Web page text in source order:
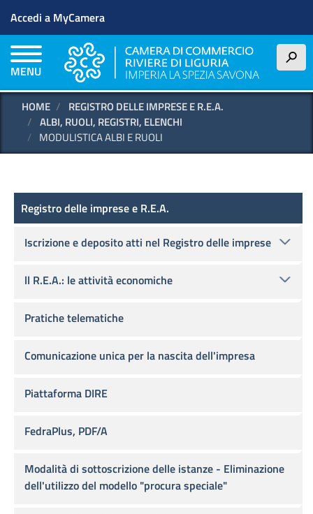
contenuto
principale
Menu profilo utente
Accedi a MyCamera
MENU
h
HOME
REGISTRO DELLE IMPRESE E R.E.A.
ALBI, RUOLI, REGISTRI, ELENCHI
MODULISTICA ALBI E RUOLI
Registro delle imprese e R.E.A.
Registro delle imprese e R.E.A.
Iscrizione e deposito atti nel Registro delle imprese
ll R.E.A.: le attività economiche
Pratiche telematiche
Comunicazione unica per la nascita dell'impresa
Piattaforma DIRE
FedraPlus, PDF/A
Modalità di sottoscrizione delle istanze - Eliminazione
dell'utilizzo del modello "procura speciale"